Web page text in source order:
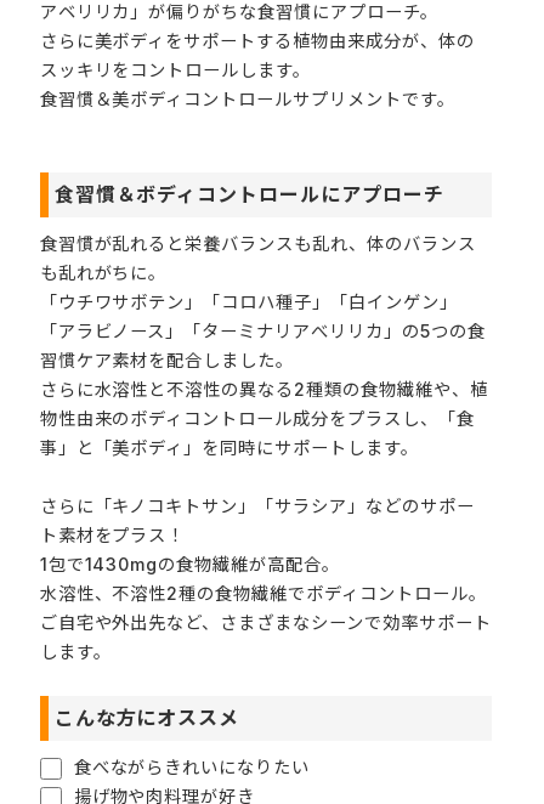
アベリリカ」が偏りがちな食習慣にアプローチ。
さらに美ボディをサポートする植物由来成分が、体の
スッキリをコントロールします。
食習慣＆美ボディコントロールサプリメントです。
食習慣＆ボディコントロールにアプローチ
食習慣が乱れると栄養バランスも乱れ、体のバランス
も乱れがちに。
「ウチワサボテン」「コロハ種子」「白インゲン」
「アラビノース」「ターミナリアべリリカ」の5つの食
習慣ケア素材を配合しました。
さらに水溶性と不溶性の異なる2種類の食物繊維や、植
物性由来のボディコントロール成分をプラスし、「食
事」と「美ボディ」を同時にサポートします。
さらに「キノコキトサン」「サラシア」などのサポー
ト素材をプラス！
1包で1430mgの食物繊維が高配合。
水溶性、不溶性2種の食物繊維でボディコントロール。
ご自宅や外出先など、さまざまなシーンで効率サポート
します。
こんな方にオススメ
食べながらきれいになりたい
揚げ物や肉料理が好き